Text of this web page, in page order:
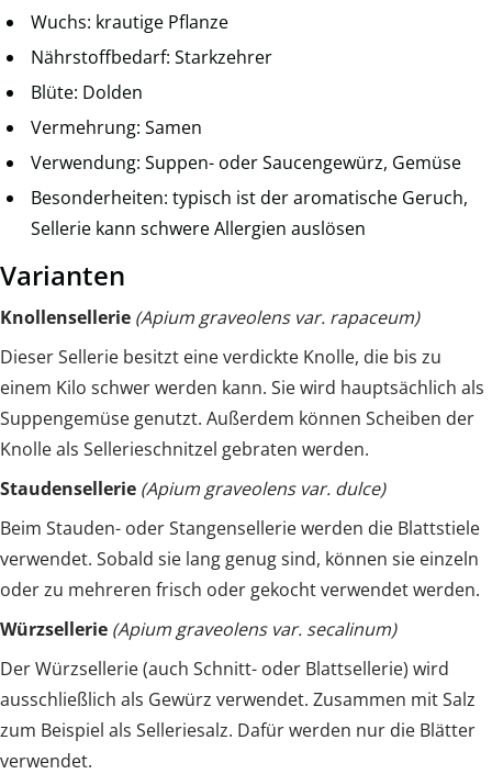
Wuchs: krautige Pflanze
Nährstoffbedarf: Starkzehrer
Blüte: Dolden
Vermehrung: Samen
Verwendung: Suppen- oder Saucengewürz, Gemüse
Besonderheiten: typisch ist der aromatische Geruch,
Sellerie kann schwere Allergien auslösen
Varianten
Knollensellerie (Apium graveolens var. rapaceum)
Dieser Sellerie besitzt eine verdickte Knolle, die bis zu
einem Kilo schwer werden kann. Sie wird hauptsächlich als
Suppengemüse genutzt. Außerdem können Scheiben der
Knolle als Sellerieschnitzel gebraten werden.
Staudensellerie (Apium graveolens var. dulce)
Beim Stauden- oder Stangensellerie werden die Blattstiele
verwendet. Sobald sie lang genug sind, können sie einzeln
oder zu mehreren frisch oder gekocht verwendet werden.
Würzsellerie (Apium graveolens var. secalinum)
Der Würzsellerie (auch Schnitt- oder Blattsellerie) wird
ausschließlich als Gewürz verwendet. Zusammen mit Salz
zum Beispiel als Selleriesalz. Dafür werden nur die Blätter
verwendet.